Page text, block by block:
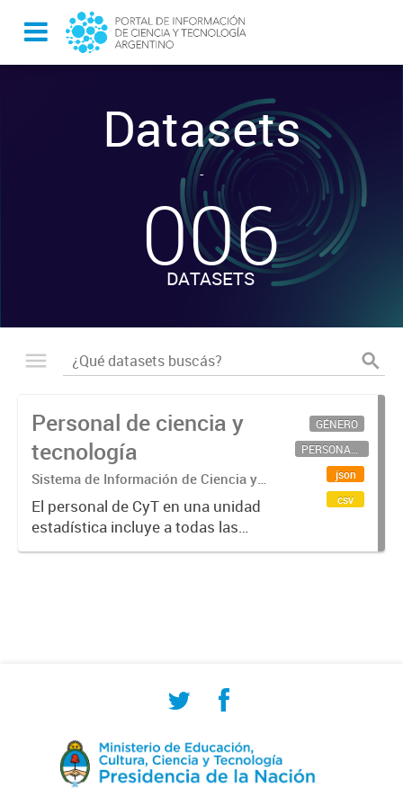
Datasets
-
006
DATASETS
Personal de ciencia y
tecnología
Sistema de Información de Ciencia y
Tecnología Argentino (SICYTAR)
El personal de CyT en una unidad
estadística incluye a todas las
personas involucradas
GÉNERO
PERSONAL CIENTÍFICO-TECNOLÓGICO
json
csv